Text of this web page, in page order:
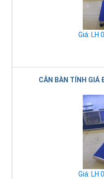
Giá: LH
CÂN BÀN TÍNH GIÁ
Giá: LH